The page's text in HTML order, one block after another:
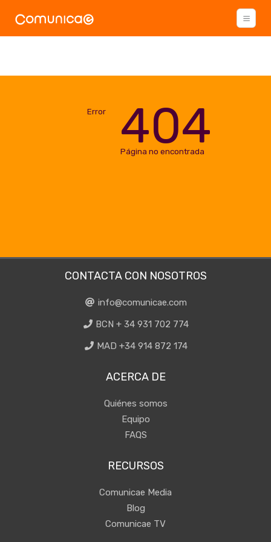
Error 404
Página no encontrada
CONTACTA CON NOSOTROS
info@comunicae.com
BCN + 34 931 702 774
MAD +34 914 872 174
ACERCA DE
Quiénes somos
Equipo
FAQS
RECURSOS
Comunicae Media
Blog
Comunicae TV